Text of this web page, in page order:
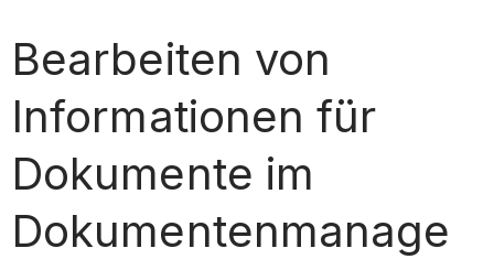
Bearbeiten von
Informationen für
Dokumente im
Dokumentenmanage